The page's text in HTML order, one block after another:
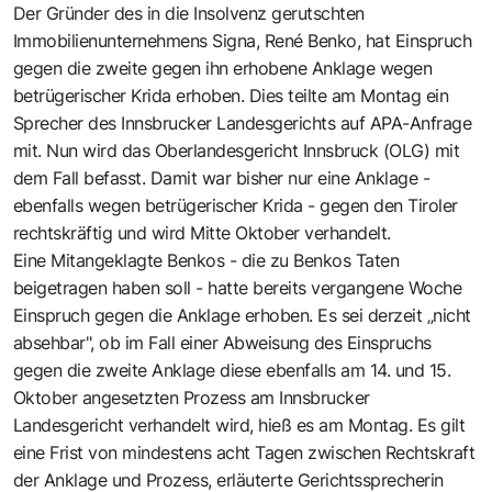
Der Gründer des in die Insolvenz gerutschten
Immobilienunternehmens Signa, René Benko, hat Einspruch
gegen die zweite gegen ihn erhobene Anklage wegen
betrügerischer Krida erhoben. Dies teilte am Montag ein
Sprecher des Innsbrucker Landesgerichts auf APA-Anfrage
mit. Nun wird das Oberlandesgericht Innsbruck (OLG) mit
dem Fall befasst. Damit war bisher nur eine Anklage -
ebenfalls wegen betrügerischer Krida - gegen den Tiroler
rechtskräftig und wird Mitte Oktober verhandelt.
Eine Mitangeklagte Benkos - die zu Benkos Taten
beigetragen haben soll - hatte bereits vergangene Woche
Einspruch gegen die Anklage erhoben. Es sei derzeit „nicht
absehbar", ob im Fall einer Abweisung des Einspruchs
gegen die zweite Anklage diese ebenfalls am 14. und 15.
Oktober angesetzten Prozess am Innsbrucker
Landesgericht verhandelt wird, hieß es am Montag. Es gilt
eine Frist von mindestens acht Tagen zwischen Rechtskraft
der Anklage und Prozess, erläuterte Gerichtssprecherin